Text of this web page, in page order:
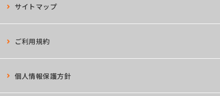
サイトマップ
ご利用規約
個人情報保護方針